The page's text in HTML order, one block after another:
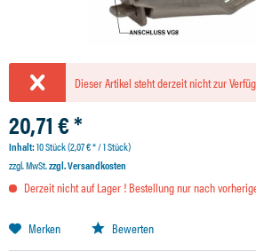
Dieser Artikel steht derzeit nicht zur
20,71 € *
Inhalt:10 Stück (2,07 € * / 1 Stück)
zzgl. MwSt.zzgl. Versandkosten
Derzeit nicht auf Lager ! Bestellung nur nach
Merken Bewerten